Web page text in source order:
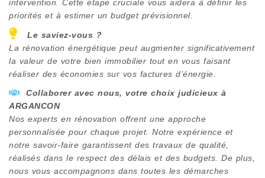
intervention. Cette étape cruciale vous aidera à définir les
priorités et à estimer un budget prévisionnel.
Le saviez-vous ?
La rénovation énergétique peut augmenter significativement
la valeur de votre bien immobilier tout en vous faisant
réaliser des économies sur vos factures d’énergie.
Collaborer avec nous, votre choix judicieux à
ARGANCON
Nos experts en rénovation offrent une approche
personnalisée pour chaque projet. Notre expérience et
notre savoir-faire garantissent des travaux de qualité,
réalisés dans le respect des délais et des budgets. De plus,
nous vous accompagnons dans toutes les démarches